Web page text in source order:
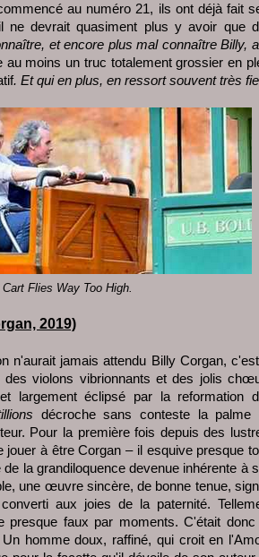
au numéro 21, ils ont déjà fait
ne devrait quasiment plus y avoir que
et encore plus mal connaître Billy,
moins un truc totalement grossier en
. Et qui en plus, en ressort souvent très
Flies Way Too High.
2019)
n'aurait jamais attendu Billy Corgan,
violons vibrionnants et des jolis
largement éclipsé par la reformation
décroche sans conteste la palme
Pour la première fois depuis des
à être Corgan – il esquive presque
la grandiloquence devenue inhérente à
une œuvre sincère, de bonne tenue,
aux joies de la paternité.
presque faux par moments. C'était donc
homme doux, raffiné, qui croit en